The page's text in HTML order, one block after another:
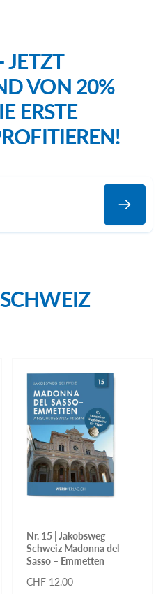
JETZT
VON 20%
ERSTE
Nr. 15 | Jakobsweg
Schweiz Madonna del
Sasso – Emmetten
Normaler
CHF 12.00